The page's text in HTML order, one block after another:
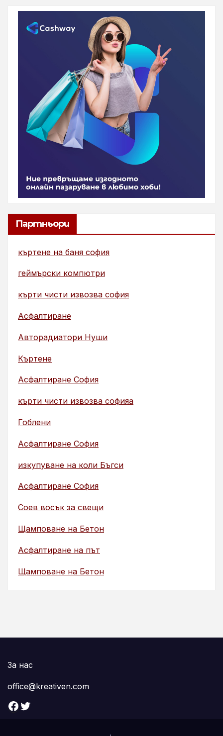
Партньори
къртене на баня софия
геймърски компютри
кърти чисти извозва софия
Асфалтиране
Авторадиатори Нуши
Къртене
Асфалтиране София
кърти чисти извозва софияа
Гоблени
Асфалтиране София
изкупуване на коли Бъгси
Асфалтиране София
Соев восък за свещи
Щамповане на Бетон
Асфалтиране на път
Щамповане на Бетон
За нас
office@kreativen.com
Facebook Twitter